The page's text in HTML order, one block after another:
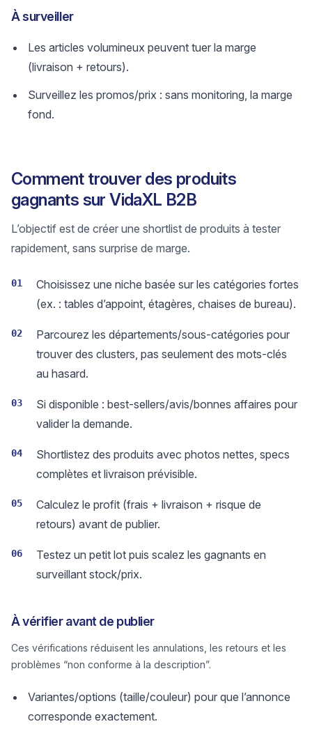
À surveiller
Les articles volumineux peuvent tuer la marge
(livraison + retours).
Surveillez les promos/prix : sans monitoring, la marge
fond.
Comment trouver des produits
gagnants sur VidaXL B2B
L’objectif est de créer une shortlist de produits à tester
rapidement, sans surprise de marge.
01
Choisissez une niche basée sur les catégories fortes
(ex. : tables d’appoint, étagères, chaises de bureau).
02
Parcourez les départements/sous-catégories pour
trouver des clusters, pas seulement des mots-clés
au hasard.
03
Si disponible : best-sellers/avis/bonnes affaires pour
valider la demande.
04
Shortlistez des produits avec photos nettes, specs
complètes et livraison prévisible.
05
Calculez le profit (frais + livraison + risque de
retours) avant de publier.
06
Testez un petit lot puis scalez les gagnants en
surveillant stock/prix.
À vérifier avant de publier
Ces vérifications réduisent les annulations, les retours et les
problèmes “non conforme à la description”.
Variantes/options (taille/couleur) pour que l’annonce
corresponde exactement.